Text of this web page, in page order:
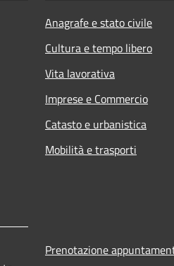
Anagrafe e stato civile
Cultura e tempo libero
Vita lavorativa
Imprese e Commercio
Catasto e urbanistica
Mobilità e trasporti
Prenotazione